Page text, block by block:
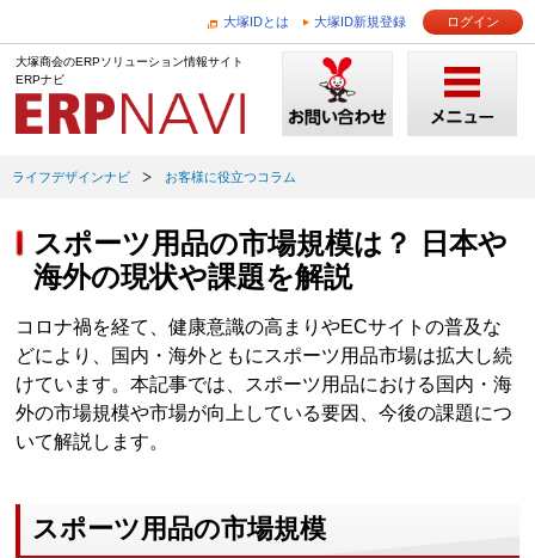
大塚IDとは 大塚ID新規登録 ログイン
大塚商会のERPソリューション情報サイト
ERPナビ
ライフデザインナビ お客様に役立つコラム
スポーツ用品の市場規模は？ 日本や
海外の現状や課題を解説
コロナ禍を経て、健康意識の高まりやECサイトの普及な
どにより、国内・海外ともにスポーツ用品市場は拡大し続
けています。本記事では、スポーツ用品における国内・海
外の市場規模や市場が向上している要因、今後の課題につ
いて解説します。
スポーツ用品の市場規模